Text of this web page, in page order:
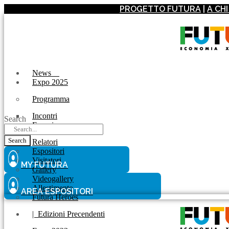
PROGETTO FUTURA |A
News
Expo 2025
Programma
Incontri
Experience
Relatori
Espositori
Visitatori
Gallery
Videogallery
Allestimento
Futura Heroes
| Edizioni Precendenti
Search
Search
MY FUTURA
AREA ESPOSITORI